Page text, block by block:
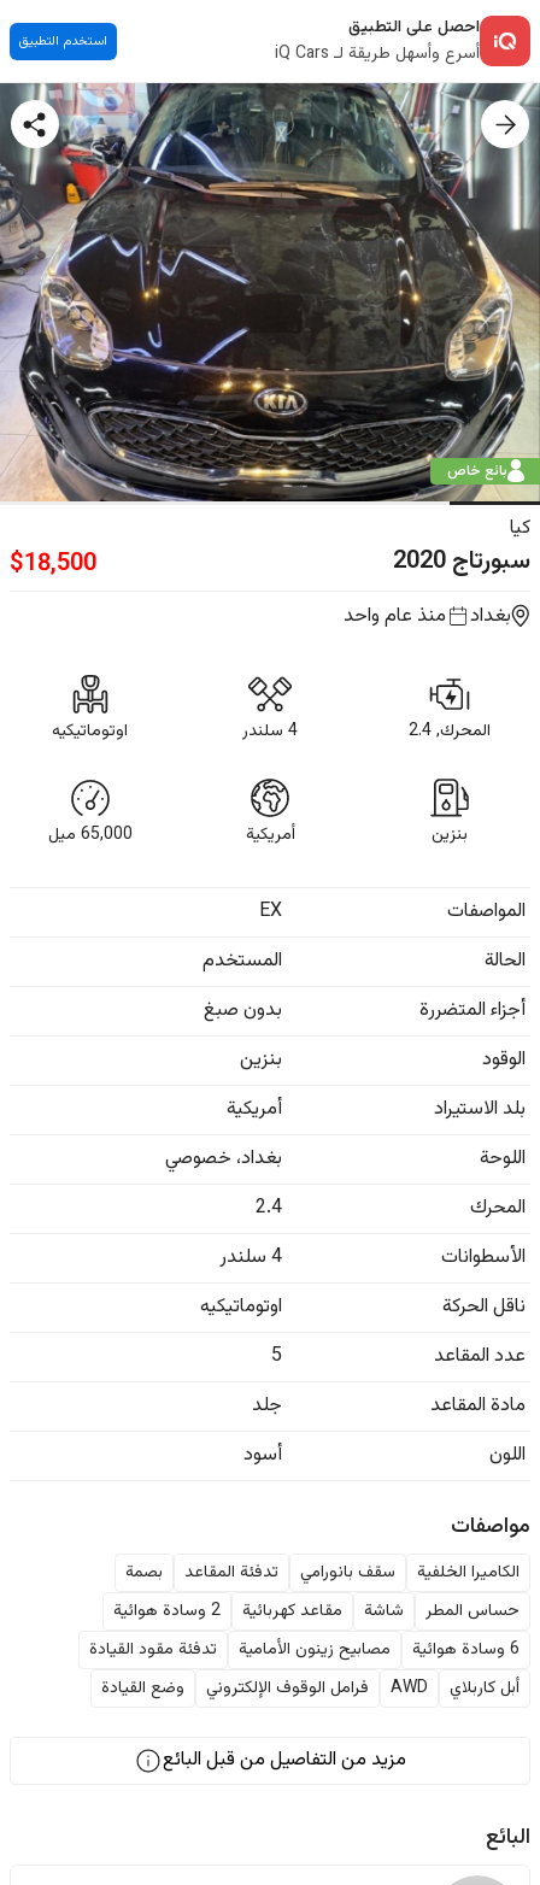
احصل على التطبيق
أسرع وأسهل طريقة لـ iQ Cars
استخدم التطبيق
بائع خاص
كيا
سبورتاج2020
$18,500
بغداد منذ عام واحد
المحرك, 2.4 4 سلندر اوتوماتيكيه
بنزين أمريكية 65,000 ميل
المواصفات
EX
الحالة
المستخدم
أجزاء المتضررة
بدون صبغ
الوقود
بنزين
بلد الاستيراد
أمريكية
اللوحة
بغداد، خصوصي
المحرك
2.4
الأسطوانات
4 سلندر
ناقل الحركة
اوتوماتيكيه
عدد المقاعد
5
مادة المقاعد
جلد
اللون
أسود
مواصفات
الكاميرا الخلفية سقف بانورامي تدفئة المقاعد
بصمة
حساس المطر
شاشة مقاعد كهربائية
2 وسادة هوائية
6 وسادة هوائية
مصابيح زينون الأمامية
تدفئة مقود القيادة
أبل كاربلاي
AWD فرامل الوقوف الإلكتروني وضع القيادة
مزيد من التفاصيل من قبل البائع
البائع